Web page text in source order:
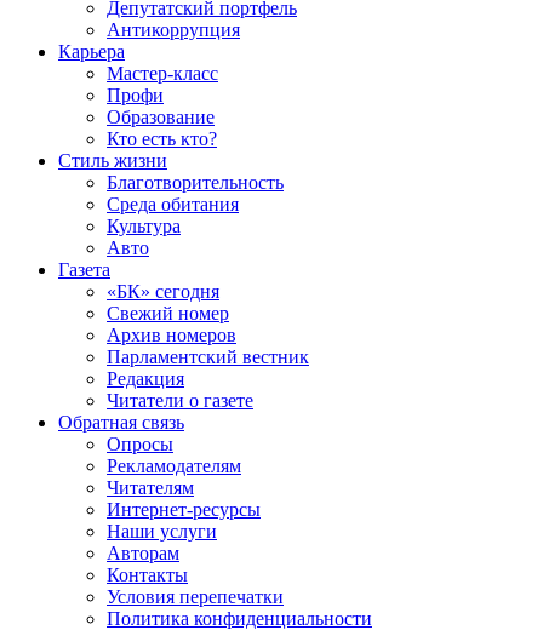
Депутатский портфель
Антикоррупция
Карьера
Мастер-класс
Профи
Образование
Кто есть кто?
Стиль жизни
Благотворительность
Среда обитания
Культура
Авто
Газета
«БК» сегодня
Свежий номер
Архив номеров
Парламентский вестник
Редакция
Читатели о газете
Обратная связь
Опросы
Рекламодателям
Читателям
Интернет-ресурсы
Наши услуги
Авторам
Контакты
Условия перепечатки
Политика конфиденциальности